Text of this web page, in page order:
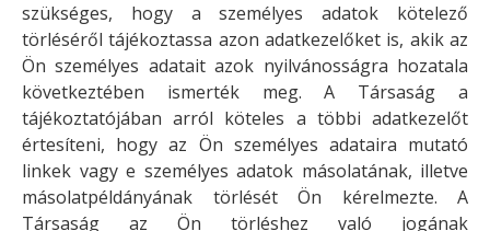
szükséges, hogy a személyes adatok kötelező
törléséről tájékoztassa azon adatkezelőket is, akik az
Ön személyes adatait azok nyilvánosságra hozatala
következtében ismerték meg. A Társaság a
tájékoztatójában arról köteles a többi adatkezelőt
értesíteni, hogy az Ön személyes adataira mutató
linkek vagy e személyes adatok másolatának, illetve
másolatpéldányának törlését Ön kérelmezte. A
Társaság az Ön törléshez való jogának